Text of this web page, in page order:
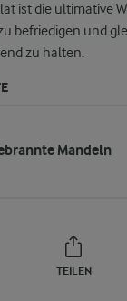
ist die ultimative
befriedigen und
zu halten.
Mandeln
TEILEN